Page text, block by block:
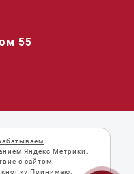
55
Яндекс Метрики.
с сайтом.
Принимаю.